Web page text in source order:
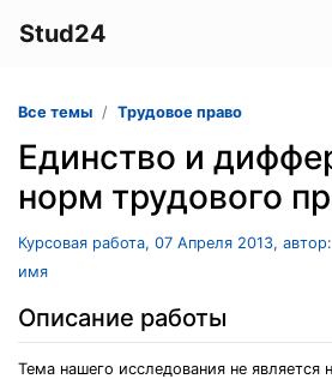
Stud24
Все темы Трудовое право
Единство и
норм трудового
Курсовая работа, 07 Апреля 2013,
имя
Описание работы
Тема нашего исследования не